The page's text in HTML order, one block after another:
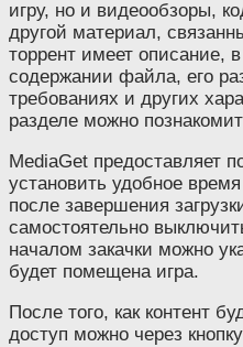
игру, но и видеообзоры,
другой материал,
торрент имеет описание,
содержании файла, его
требованиях и других
разделе можно
MediaGet предоставляет
установить удобное
после завершения
самостоятельно
началом закачки можно
будет помещена игра.
После того, как контент
доступ можно через